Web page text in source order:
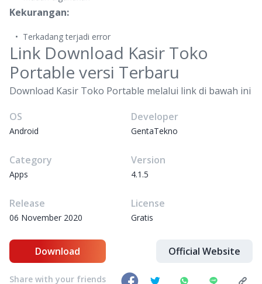
Kekurangan:
Terkadang terjadi error
Link Download Kasir Toko
Portable versi Terbaru
Download Kasir Toko Portable melalui link di bawah ini
OS
Android
Developer
GentaTekno
Category
Apps
Version
4.1.5
Release
06 November 2020
License
Gratis
Download Official Website
Share with your friends